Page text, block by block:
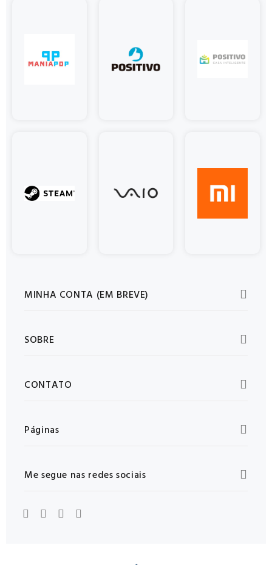
Me segue nas redes sociais
MINHA CONTA (EM BREVE)
SOBRE
CONTATO
Páginas